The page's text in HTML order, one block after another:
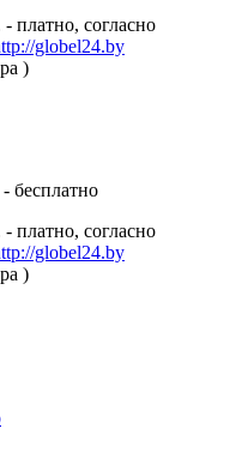
платно, согласно
globel24.by
)
бесплатно
платно, согласно
globel24.by
)